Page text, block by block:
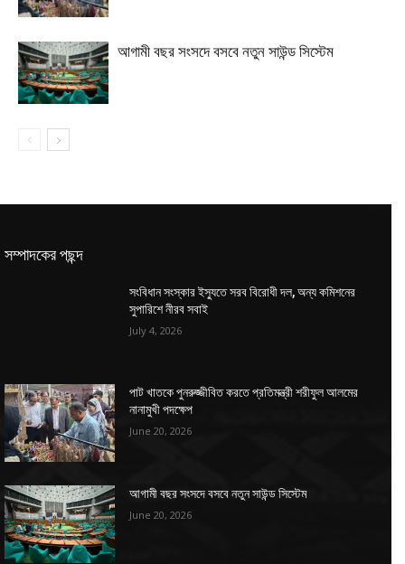
আগামী বছর সংসদে বসবে নতুন সাউন্ড সিস্টেম
সম্পাদকের পছন্দ
সংবিধান সংস্কার ইস্যুতে সরব বিরোধী দল, অন্য কমিশনের
সুপারিশে নীরব সবাই
July 4, 2026
পাট খাতকে পুনরুজ্জীবিত করতে প্রতিমন্ত্রী শরীফুল আলমের
নানামুখী পদক্ষেপ
June 20, 2026
আগামী বছর সংসদে বসবে নতুন সাউন্ড সিস্টেম
June 20, 2026